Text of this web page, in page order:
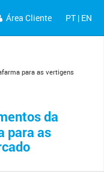
Área Cliente PT | EN
para as vertigens
da
para as